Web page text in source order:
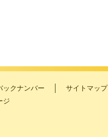
ックナンバー
サイトマップ
ジ